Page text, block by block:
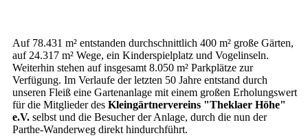
Auf 78.431 m² entstanden durchschnittlich 400 m² große Gärten,
auf 24.317 m² Wege, ein Kinderspielplatz und Vogelinseln.
Weiterhin stehen auf insgesamt 8.050 m² Parkplätze zur
Verfügung. Im Verlaufe der letzten 50 Jahre entstand durch
unseren Fleiß eine Gartenanlage mit einem großen Erholungswert
für die Mitglieder des Kleingärtnervereins "Theklaer Höhe"
e.V. selbst und die Besucher der Anlage, durch die nun der
Parthe-Wanderweg direkt hindurchführt.